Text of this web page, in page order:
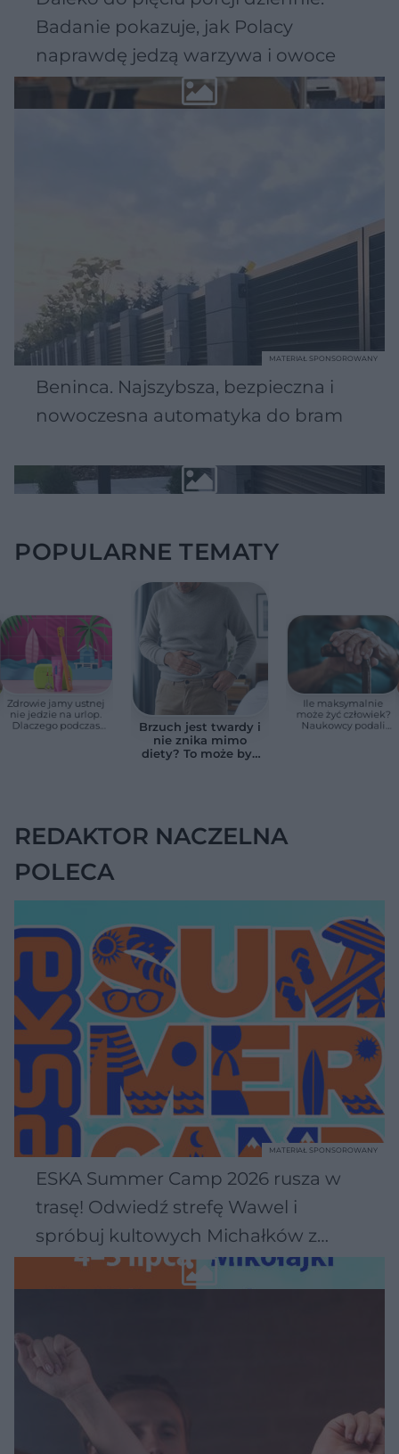
Badanie pokazuje, jak Polacy
naprawdę jedzą warzywa i owoce
Beninca. Najszybsza, bezpieczna i
nowoczesna automatyka do bram
MATERIAŁ SPONSOROWANY
POPULARNE TEMATY
Zdrowie jamy ustnej
nie jedzie na urlop.
Dlaczego podczas
Brzuch jest twardy i
nie znika mimo
diety? To może być
Ile maksymalnie
może żyć człowiek?
Naukowcy podali
REDAKTOR NACZELNA
POLECA
ESKA Summer Camp 2026 rusza w
trasę! Odwiedź strefę Wawel i
spróbuj kultowych Michałków z
Wawelu
MATERIAŁ SPONSOROWANY